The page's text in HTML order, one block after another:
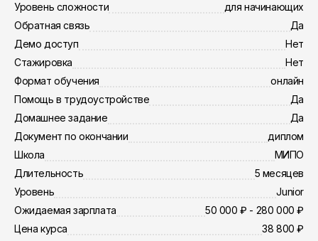
Уровень сложности
для начинающих
Обратная связь
Да
Демо доступ
Нет
Стажировка
Нет
Формат обучения
онлайн
Помощь в трудоустройстве
Да
Домашнее задание
Да
Документ по окончании
диплом
Школа
МИПО
Длительность
5 месяцев
Уровень
Junior
Ожидаемая зарплата
50 000 ₽ - 280 000 ₽
Цена курса
38 800 ₽